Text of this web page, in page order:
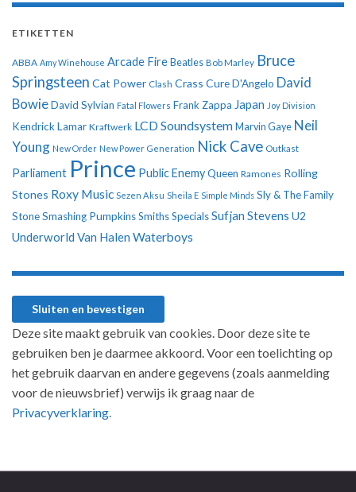
ETIKETTEN
ABBA Amy Winehouse Arcade Fire Beatles Bob Marley Bruce
Springsteen Cat Power Clash Crass CureD'Angelo David
BowieDavid Sylvian Fatal Flowers Frank Zappa Japan Joy Division
Kendrick Lamar Kraftwerk LCD Soundsystem Marvin Gaye Neil
Young New Order New Power Generation Nick Cave Outkast
Parliament Prince Public EnemyQueen Ramones Rolling
Stones Roxy Music Sezen Aksu Sheila E Simple Minds Sly & The Family
StoneSmashing PumpkinsSmithsSpecialsSufjan Stevens U2
Underworld Van Halen Waterboys
Deze site maakt gebruik van cookies. Door deze site te
gebruiken ben je daarmee akkoord. Voor een toelichting op
het gebruik daarvan en andere gegevens (zoals aanmelding
voor de nieuwsbrief) verwijs ik graag naar de
Privacyverklaring.